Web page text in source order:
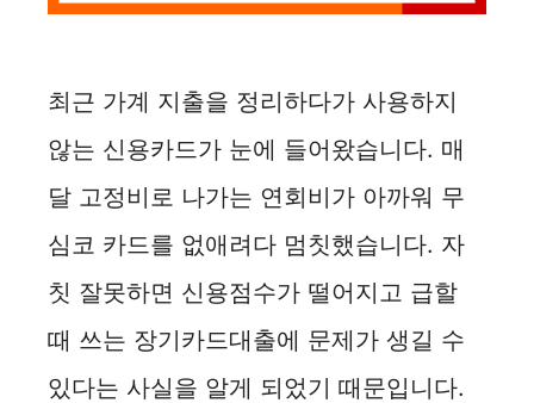
최근 가계 지출을 정리하다가 사용하지
않는 신용카드가 눈에 들어왔습니다. 매
달 고정비로 나가는 연회비가 아까워 무
심코 카드를 없애려다 멈칫했습니다. 자
칫 잘못하면 신용점수가 떨어지고 급할
때 쓰는 장기카드대출에 문제가 생길 수
있다는 사실을 알게 되었기 때문입니다.